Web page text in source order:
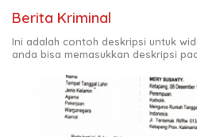
Berita Kriminal
Ini adalah contoh deskripsi untuk
anda bisa memasukkan deskripsi